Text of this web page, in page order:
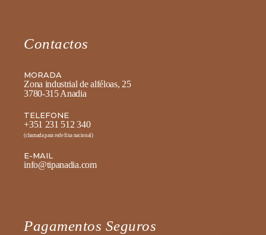
Contactos
MORADA
Zona industrial de alféloas, 25
3780-315 Anadia
TELEFONE
+351 231 512 340
(chamada para rede fixa nacional)
E-MAIL
info@tipanadia.com
Pagamentos Seguros